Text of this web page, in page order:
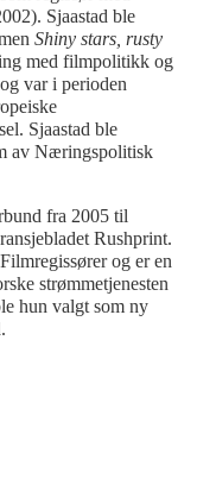
Sjaastad ble
Shiny stars, rusty
med filmpolitikk og
var i perioden
Sjaastad ble
av Næringspolitisk
fra 2005 til
Rushprint.
og er en
strømmetjenesten
hun valgt som ny